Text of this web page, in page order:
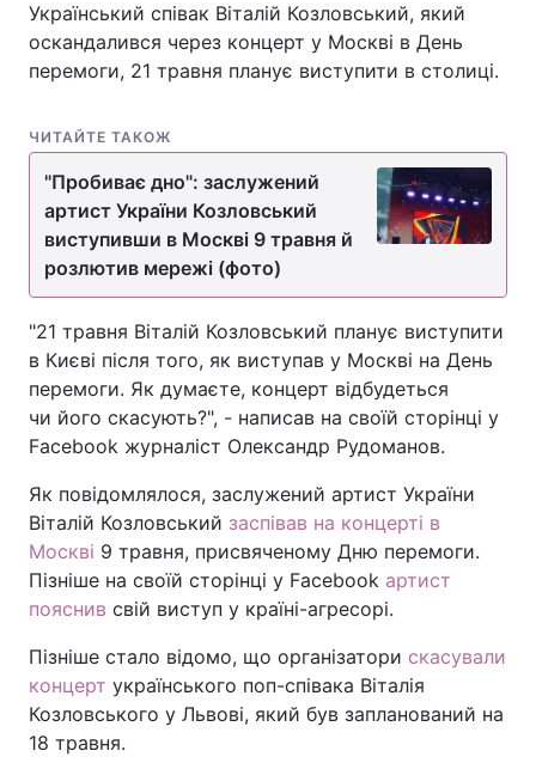
Український співак Віталій Козловський, який
оскандалився через концерт у Москві в День
перемоги, 21 травня планує виступити в столиці.
ЧИТАЙТЕ ТАКОЖ
"Пробиває дно": заслужений
артист України Козловський
виступивши в Москві 9 травня й
розлютив мережі (фото)
"21 травня Віталій Козловський планує виступити
в Києві після того, як виступав у Москві на День
перемоги. Як думаєте, концерт відбудеться
чи його скасують?", - написав на своїй сторінці у
Facebook журналіст Олександр Рудоманов.
Як повідомлялося, заслужений артист України
Віталій Козловський заспівав на концерті в
Москві 9 травня, присвяченому Дню перемоги.
Пізніше на своїй сторінці у Facebook артист
пояснив свій виступ у країні-агресорі.
Пізніше стало відомо, що організатори скасували
концерт українського поп-співака Віталія
Козловського у Львові, який був запланований на
18 травня.